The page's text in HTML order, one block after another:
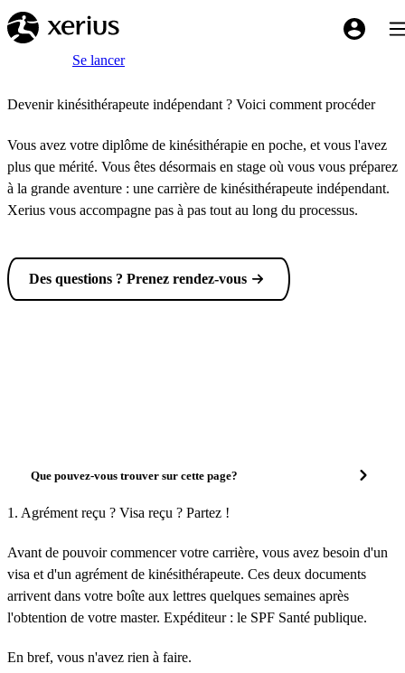
Sauter au contenu principal
My
Breadcrumb
AccueilSe lancer
Devenir kinésithérapeute indépendant ? Voici comment procéder
Vous avez votre diplôme de kinésithérapie en poche, et vous l'avez
plus que mérité. Vous êtes désormais en stage où vous vous préparez
à la grande aventure : une carrière de kinésithérapeute indépendant.
Xerius vous accompagne pas à pas tout au long du processus.
Des questions ? Prenez rendez-vous
Que pouvez-vous trouver sur cette page?
1. Agrément reçu ? Visa reçu ? Partez !
Avant de pouvoir commencer votre carrière, vous avez besoin d'un
visa et d'un agrément de kinésithérapeute. Ces deux documents
arrivent dans votre boîte aux lettres quelques semaines après
l'obtention de votre master. Expéditeur : le SPF Santé publique.
En bref, vous n'avez rien à faire.